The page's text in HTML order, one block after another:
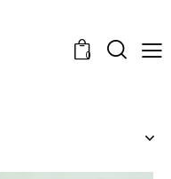
0